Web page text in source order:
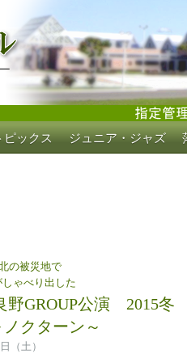
ピックス ジュニア・ジャズ
の被災地で
ゃべり出した
野GROUP公演 2015冬
クターン～
（土）